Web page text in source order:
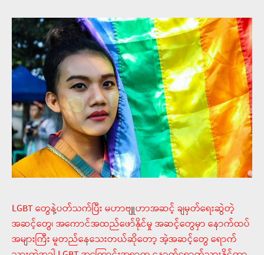
LGBT တွေနဲ့ပတ်သက်ပြီး မဟာဗျူဟာအဆင့် ချမှတ်ရေးဆွဲတဲ့
အဆင့်တွေ၊ အကောင်အထည်ဖော်နိုင်မှု အဆင့်တွေမှာ နောက်ထပ်
အများကြီး မူတည်နေသေးတယ်ဆိုတော့ အဲ့အဆင့်တွေ ရောက်